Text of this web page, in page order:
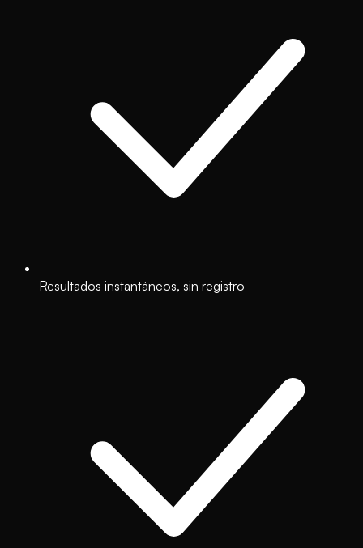
Resultados instantáneos, sin registro